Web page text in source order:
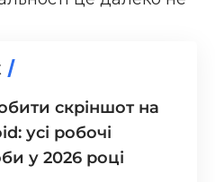
скріншот на
усі робочі
у 2026 році